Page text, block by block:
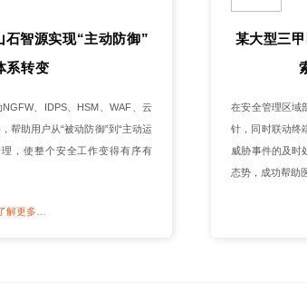
石智源实现“主动防御”
系转变
、IDPS、HSM、WAF、云
帮助用户从“被动防御”到“主动运
，使整个安全工作变得有序有
解更多…
某大型三
在安全管理区域
针，同时联动终
威胁事件的及时
态势，成功帮助